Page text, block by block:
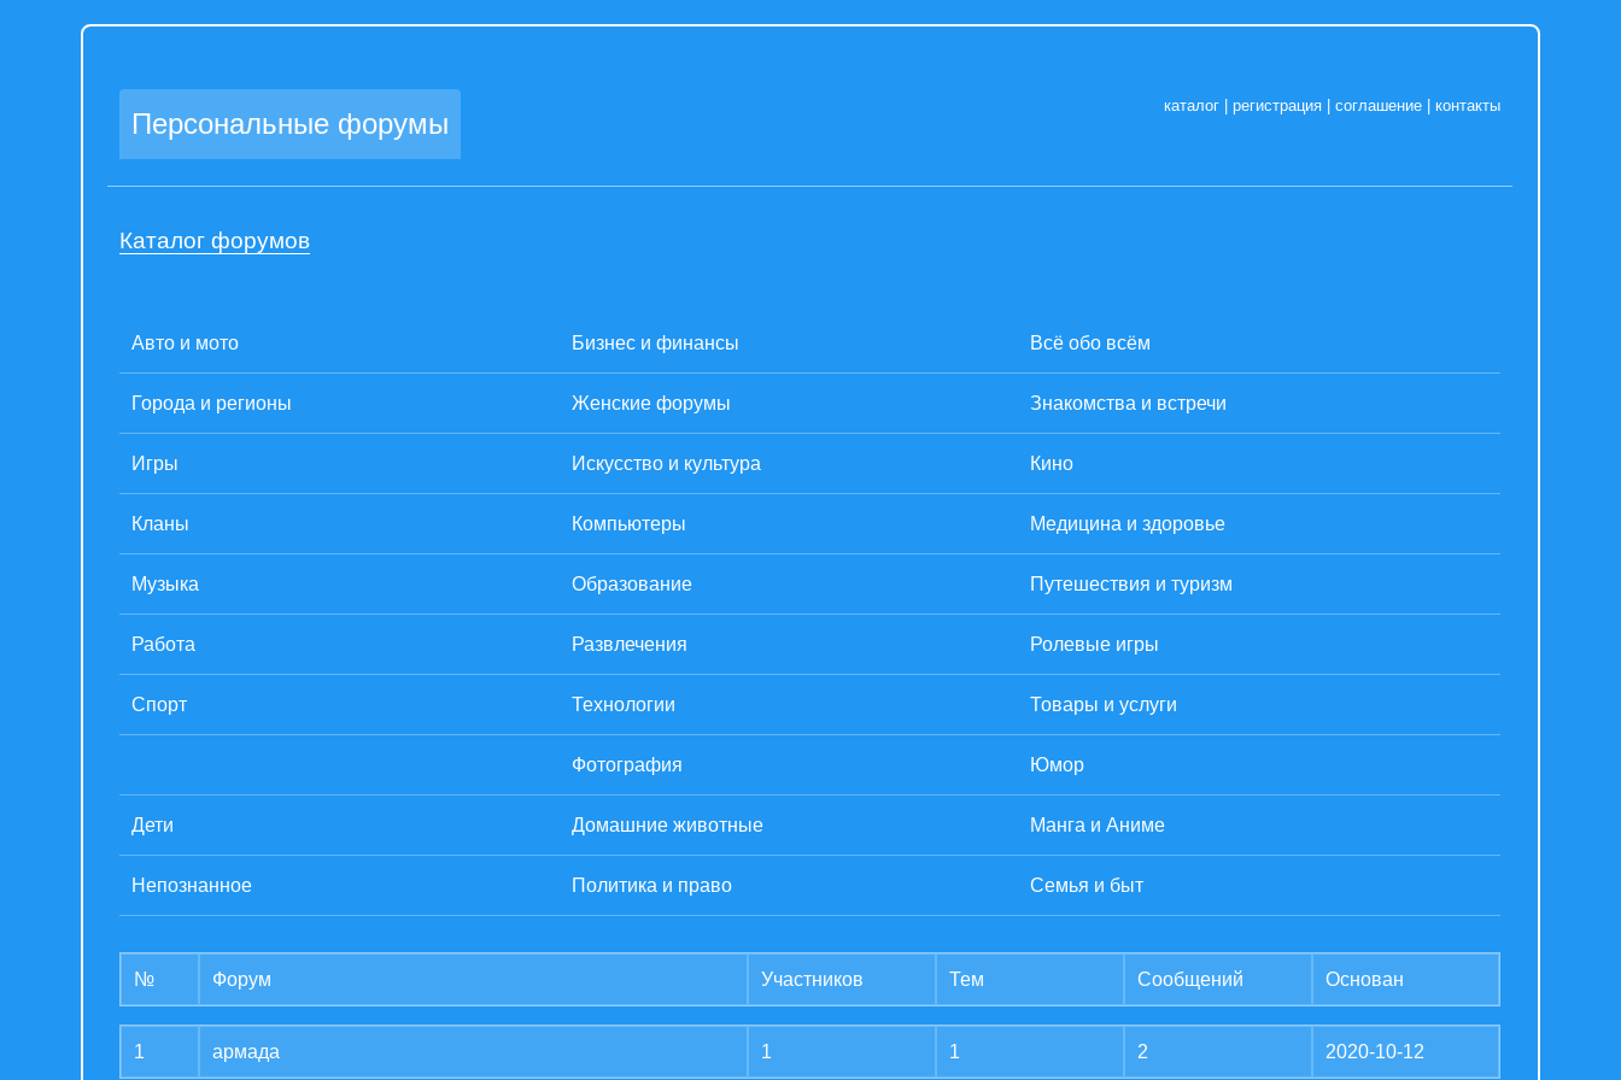
Персональные форумы
каталог |регистрация |соглашение |контакты
Каталог форумов
Авто и мото Бизнес и финансы Всё обо всём
Города и регионы Женские форумы Знакомства и встречи
Игры Искусство и культура Кино
Кланы Компьютеры Медицина и здоровье
Музыка Образование Путешествия и туризм
Работа Развлечения Ролевые игры
Спорт Технологии Товары и услуги
Фотография Юмор
Дети Домашние животные Манга и Аниме
Непознанное Политика и право Семья и быт
№ Форум Участников Тем Сообщений Основан
1 армада 1 1 2 2020-10-12